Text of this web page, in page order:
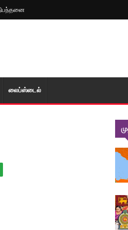
லைப்ஸ்டைல்